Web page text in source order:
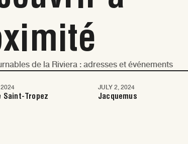
de la Riviera : adresses et événements
Saint-Tropez Saint-Tropez
JULY 2, 2024
Jacquemus